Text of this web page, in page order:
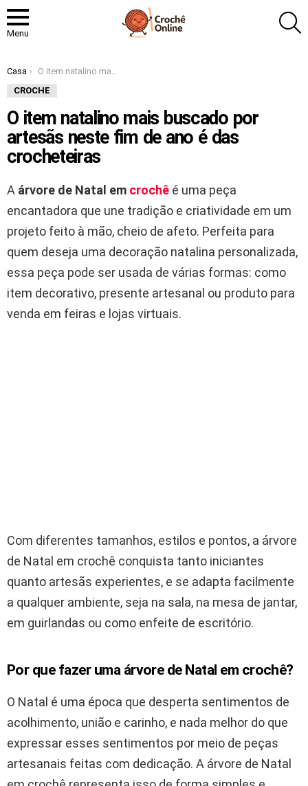
Menu
Você está aqui:
Casa
O item natalino mais buscado por artesãs neste fim de ano é das crocheteiras
CROCHE
O item natalino mais buscado por
artesãs neste fim de ano é das
crocheteiras
A árvore de Natal em crochê é uma peça
encantadora que une tradição e criatividade em um
projeto feito à mão, cheio de afeto. Perfeita para
quem deseja uma decoração natalina personalizada,
essa peça pode ser usada de várias formas: como
item decorativo, presente artesanal ou produto para
venda em feiras e lojas virtuais.
Com diferentes tamanhos, estilos e pontos, a árvore
de Natal em crochê conquista tanto iniciantes
quanto artesãs experientes, e se adapta facilmente
a qualquer ambiente, seja na sala, na mesa de jantar,
em guirlandas ou como enfeite de escritório.
Por que fazer uma árvore de Natal em crochê?
O Natal é uma época que desperta sentimentos de
acolhimento, união e carinho, e nada melhor do que
expressar esses sentimentos por meio de peças
artesanais feitas com dedicação. A árvore de Natal